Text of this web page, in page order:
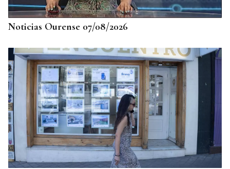
Noticias Ourense 07/08/2026